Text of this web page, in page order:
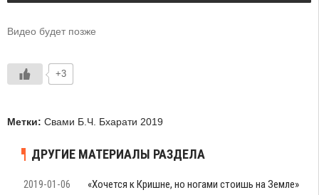
Видео будет позже
+3
Метки: Свами Б.Ч. Бхарати 2019
ДРУГИЕ МАТЕРИАЛЫ РАЗДЕЛА
2019-01-06
«Хочется к Кришне, но ногами стоишь на Земле»